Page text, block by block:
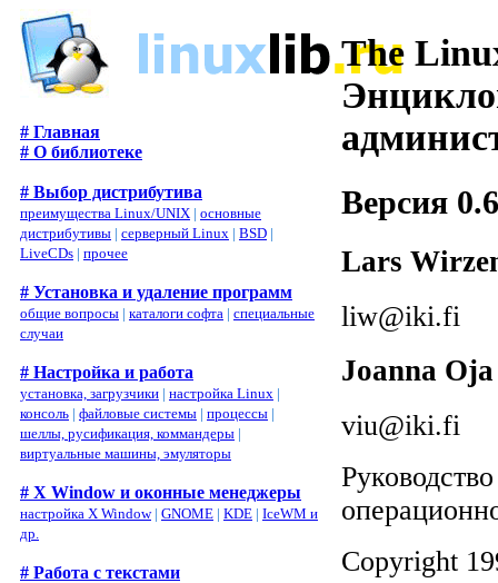
# Главная
# О библиотеке
# Выбор дистрибутива
преимущества Linux/UNIX | основные
дистрибутивы | серверный Linux | BSD |
LiveCDs | прочее
# Установка и удаление программ
общие вопросы | каталоги софта | специальные
случаи
# Настройка и работа
установка, загрузчики | настройка Linux |
консоль | файловые системы | процессы |
шеллы, русификация, коммандеры |
виртуальные машины, эмуляторы
# X Window и оконные менеджеры
настройка X Window| GNOME | KDE | IceWM и
др.
# Работа с текстами
The
Версия
Lars
liw@iki.fi
Joanna Oja
viu@iki.fi
Copyright